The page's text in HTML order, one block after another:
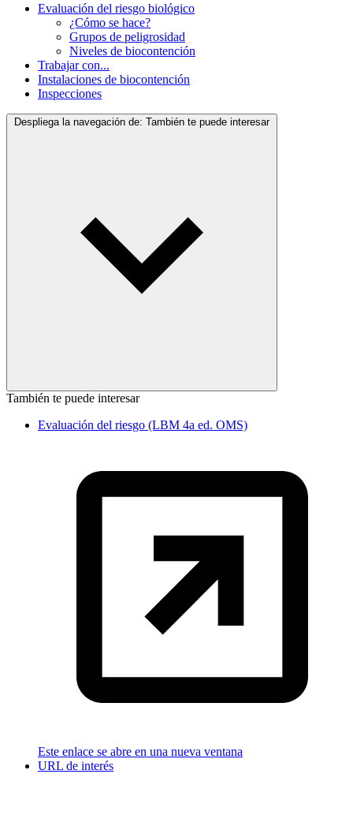
Evaluación del riesgo biológico
¿Cómo se hace?
Grupos de peligrosidad
Niveles de biocontención
Trabajar con...
Instalaciones de biocontención
Inspecciones
Despliega la navegación de: También te puede interesar
También te puede interesar
Evaluación del riesgo (LBM 4a ed. OMS)
Este enlace se abre en una nueva ventana
URL de interés